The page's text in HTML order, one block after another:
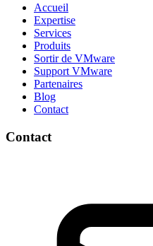
Accueil
Expertise
Services
Produits
Sortir de VMware
Support VMware
Partenaires
Blog
Contact
Contact